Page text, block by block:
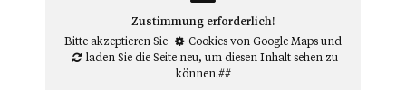
Zustimmung erforderlich!
Bitte akzeptieren Sie
Cookies von Google Mapsund
laden Sie die Seite neu, um diesen Inhalt sehen zu
können.##